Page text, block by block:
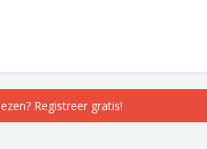
Registreer gratis!